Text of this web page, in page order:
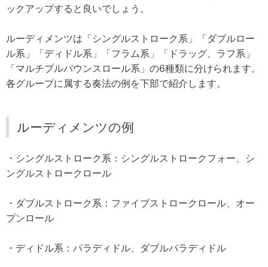
ックアップすると良いでしょう。
ルーディメンツは「シングルストローク系」「ダブルロー
ル系」「ディドル系」「フラム系」「ドラッグ、ラフ系」
「マルチプルバウンスロール系」の6種類に分けられます。
各グループに属する奏法の例を下部で紹介します。
ルーディメンツの例
・シングルストローク系：シングルストロークフォー、シ
ングルストロークロール
・ダブルストローク系：ファイブストロークロール、オー
プンロール
・ディドル系：パラディドル、ダブルパラディドル